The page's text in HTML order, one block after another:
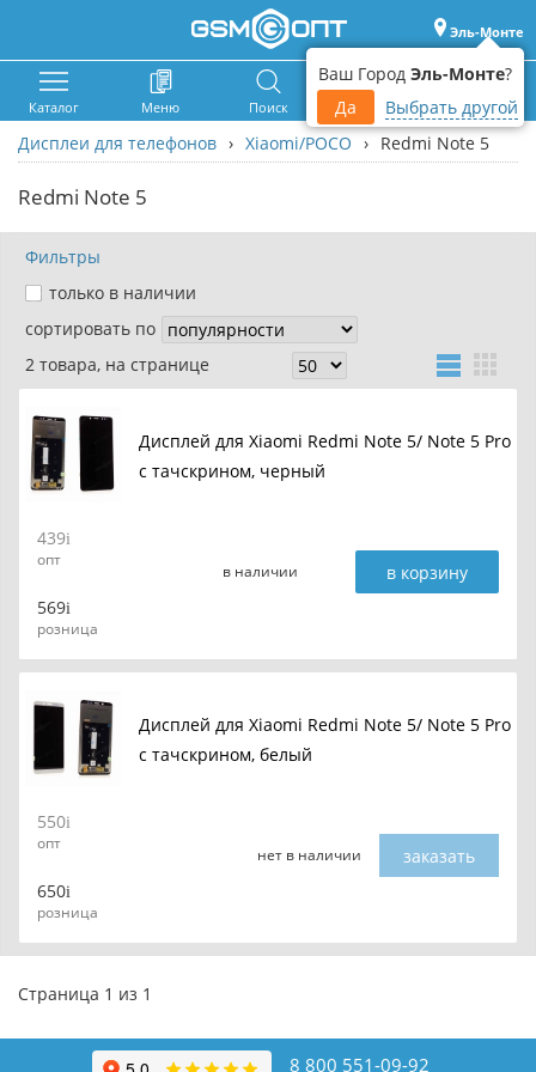
Ваш Город Эль-Монте?
Да
Выбрать другой
Эль-Монте
Каталог Меню Поиск Корзина Войти
Дисплеи для телефонов › Xiaomi/POCO › Redmi Note 5
Redmi Note 5
Фильтры
только в наличии
сортировать по
2 товара, на странице
Дисплей для Xiaomi Redmi Note 5/ Note 5 Pro
с тачскрином, черный
439
опт
569
розница
в наличии в корзину
Дисплей для Xiaomi Redmi Note 5/ Note 5 Pro
с тачскрином, белый
550
опт
650
розница
нет в наличии заказать
Страница 1 из 1
8 800 551-09-92